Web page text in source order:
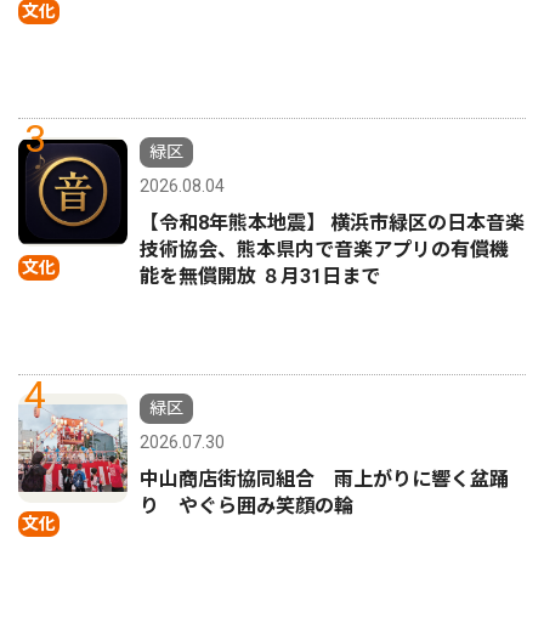
文化
3
文化
緑区
2026.08.04
【令和8年熊本地震】 横浜市緑区の日本音楽
技術協会、熊本県内で音楽アプリの有償機
能を無償開放 ８月31日まで
4
文化
緑区
2026.07.30
中山商店街協同組合 雨上がりに響く盆踊
り やぐら囲み笑顔の輪